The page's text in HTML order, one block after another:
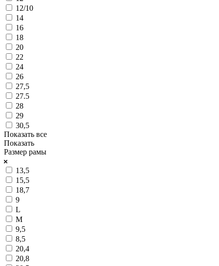
12/10
14
16
18
20
22
24
26
27,5
27.5
28
29
30,5
Показать все
Показать
Размер рамы
13,5
15,5
18,7
9
L
M
9,5
8,5
20,4
20,8